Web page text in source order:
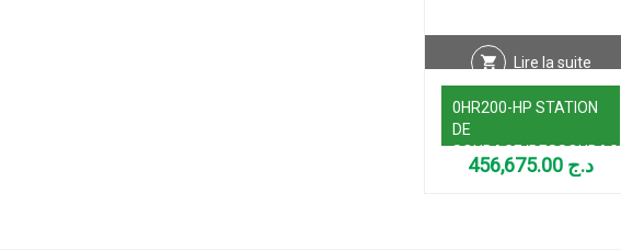
Lire la suite
0HR200-HP STATION
DE
SOUDAGE/DESSOUDAGE
IR AVEC PLAQUE د.ج